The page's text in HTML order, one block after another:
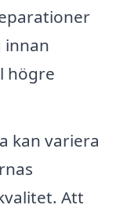
innan
högre
kan variera
Att